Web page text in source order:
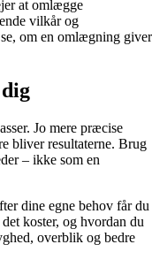
at omlægge
vilkår og
om en omlægning giver
Jo mere præcise
bliver resultaterne. Brug
– ikke som en
dine egne behov får du
koster, og hvordan du
overblik og bedre